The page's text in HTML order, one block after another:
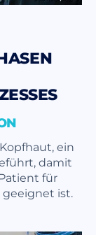
ein
damit
für
ist.